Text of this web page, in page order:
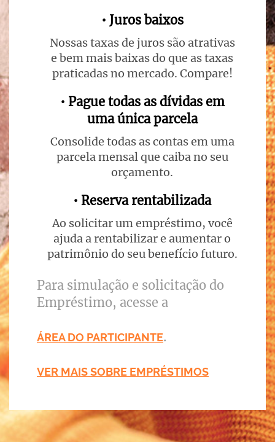
• Juros baixos
Nossas taxas de juros são atrativas
e bem mais baixas do que as taxas
praticadas no mercado. Compare!
• Pague todas as dívidas em
uma única parcela
Consolide todas as contas em uma
parcela mensal que caiba no seu
orçamento.
• Reserva rentabilizada
Ao solicitar um empréstimo, você
ajuda a rentabilizar e aumentar o
patrimônio do seu benefício futuro.
Para simulação e solicitação do
Empréstimo, acesse a
ÁREA DO PARTICIPANTE.
VER MAIS SOBRE EMPRÉSTIMOS